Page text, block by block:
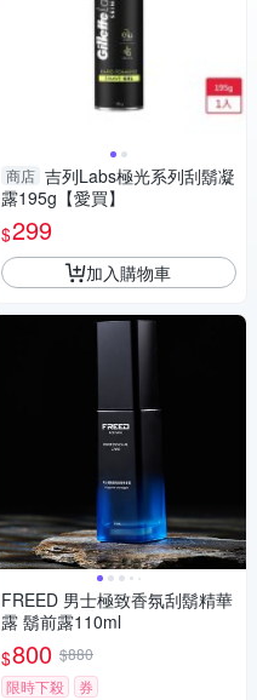
商店 吉列Labs極光系列刮鬍凝
露195g【愛買】
$299
加入購物車
FREED 男士極致香氛刮鬍精華
露 鬍前露110ml
$800 $880
限時下殺
券